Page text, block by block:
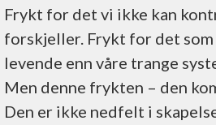
Frykt for det vi ikke kan
forskjeller. Frykt for det
levende enn våre trange
Men denne frykten – den
Den er ikke nedfelt i